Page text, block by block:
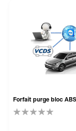
Forfait purge bloc ABS